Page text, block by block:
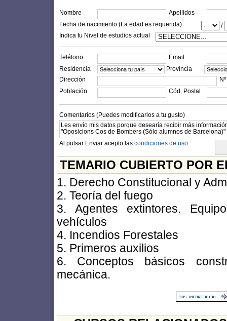
Nombre
Apellidos
Fecha de nacimiento (La edad es requerida)
/
Indica tu Nivel de estudios actual
Teléfono
Email
Residencia
Provincia
Dirección
Nº
Población
Cód. Postal
Comentarios (Puedes modificarlos a tu gusto)
Al pulsar Enviar acepto las condiciones de uso.
TEMARIO CUBIERTO POR
1. Derecho Constitucional y
2. Teoría del fuego
3. Agentes extintores.
vehículos
4. Incendios Forestales
5. Primeros auxilios
6. Conceptos básicos
mecánica.